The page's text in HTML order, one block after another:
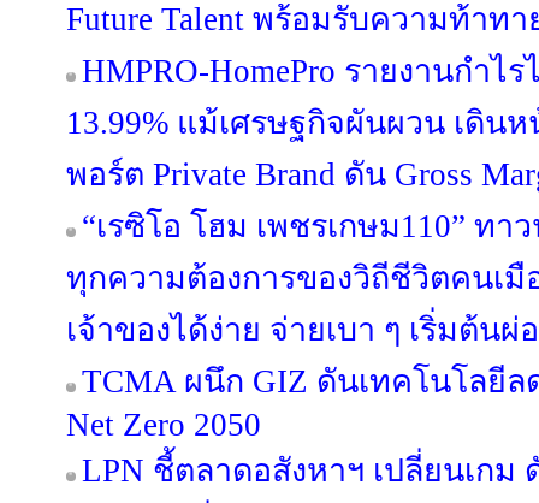
Future Talent พร้อมรับความท้าท
HMPRO-HomePro รายงานกำไ
13.99% แม้เศรษฐกิจผันผวน เดิน
พอร์ต Private Brand ดัน Gross
“เรซิโอ โฮม เพชรเกษม110” ท
ทุกความต้องการของวิถีชีวิตคนเมื
เจ้าของได้ง่าย จ่ายเบา ๆ เริ่มต้น
TCMA ผนึก GIZ ดันเทคโนโลยีล
Net Zero 2050
LPN ชี้ตลาดอสังหาฯ เปลี่ยนเก